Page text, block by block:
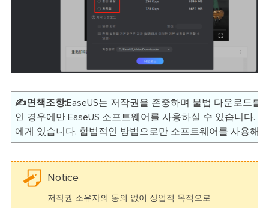
✍️면책조항:EaseUS는 저작권을 존중하며 불법 다운로드를
인 경우에만 EaseUS 소프트웨어를 사용하실 수 있습니다.
에게 있습니다. 합법적인 방법으로만 소프트웨어를 사용해
Notice
저작권 소유자의 동의 없이 상업적 목적으로